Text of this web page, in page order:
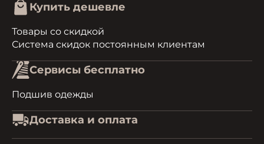
Купить дешевле
Товары со скидкой
Система скидок постоянным клиентам
Сервисы бесплатно
Подшив одежды
Доставка и оплата